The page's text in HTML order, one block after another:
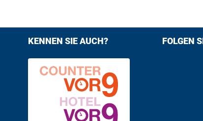
KENNEN SIE AUCH? FOLGEN